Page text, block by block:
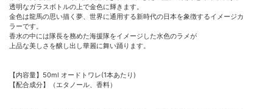
透明なガラスボトルの上で金色に輝きます。
金色は龍馬の思い描く夢、世界に通用する新時代の日本を象徴するイメージカ
ラーです。
香水の中には隊長を務めた海援隊をイメージした水色のラメが
上品な美しさを醸し出し華麗に舞い踊ります。
【内容量】50ml オードトワレ(1本あたり)
【配合成分】（エタノール、香料）